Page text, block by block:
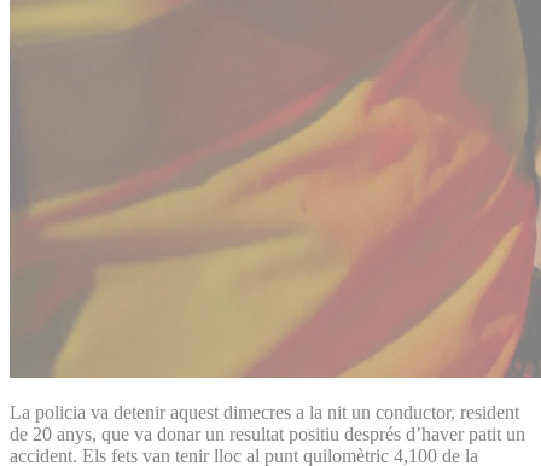
La policia va detenir aquest dimecres a la nit un conductor, resident
de 20 anys, que va donar un resultat positiu després d’haver patit un
accident. Els fets van tenir lloc al punt quilomètric 4,100 de la